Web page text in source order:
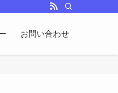
お問い合わせ